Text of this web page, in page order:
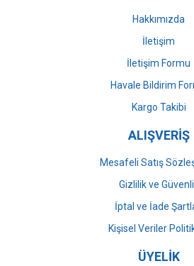
Gönder
Hakkımızda
İletişim
İletişim Formu
Havale Bildirim
Kargo Takibi
ALIŞVERİŞ
Mesafeli Satış
Gizlilik ve
İptal ve İade
Kişisel Veriler
ÜYELİK